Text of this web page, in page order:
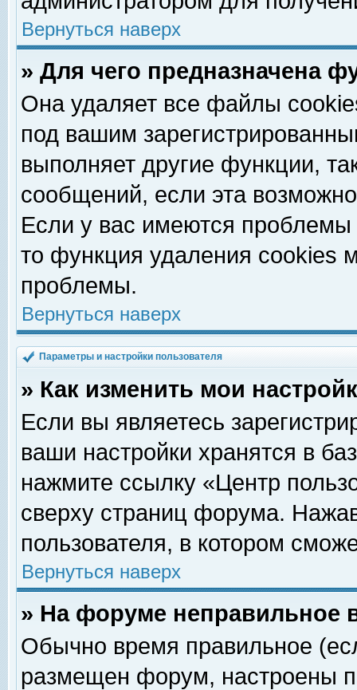
Вернуться наверх
» Для чего предназначена
Она удаляет все файлы
под вашим
выполняет другие функции,
сообщений, если эта
Если у вас имеются
то функция удаления cookies
проблемы.
Вернуться наверх
Параметры и настройки пользователя
» Как изменить мои
Если вы являетесь
ваши настройки хранятся в
нажмите ссылку «Центр
сверху страниц форума.
пользователя, в котором
Вернуться наверх
» На форуме неправильное
Обычно время правильное
размещен форум, настроены